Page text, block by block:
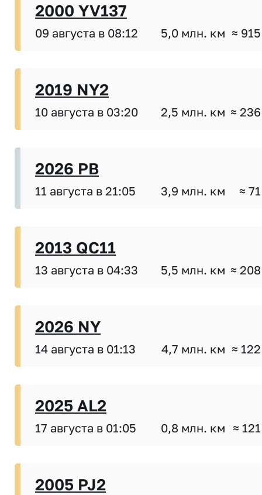
2000 YV137
09 августа в 08:12 5,0 млн. км ≈
2019 NY2
10 августа в 03:20 2,5 млн. км ≈
2026 PB
11 августа в 21:05 3,9 млн. км ≈
2013 QC11
13 августа в 04:33 5,5 млн. км ≈
2026 NY
14 августа в 01:13 4,7 млн. км ≈
2025 AL2
17 августа в 01:05 0,8 млн. км ≈
2005 PJ2